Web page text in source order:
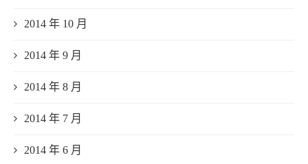
2014 年 10 月
2014 年 9 月
2014 年 8 月
2014 年 7 月
2014 年 6 月